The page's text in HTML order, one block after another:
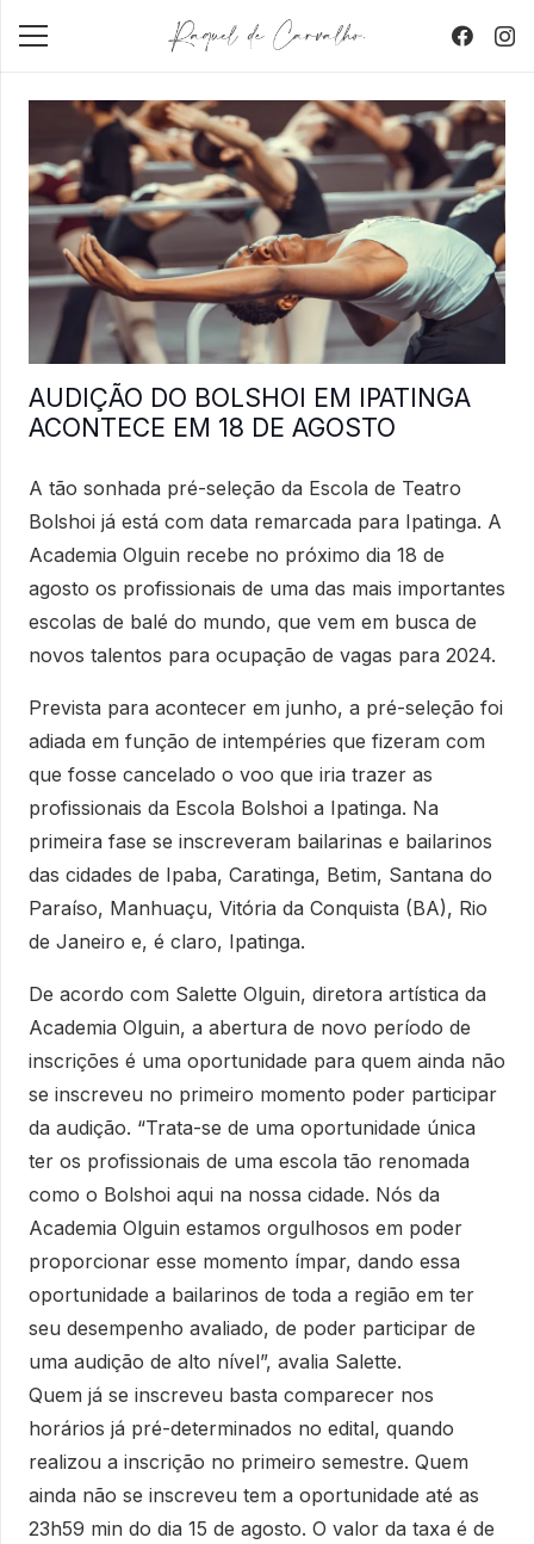
AUDIÇÃO DO BOLSHOI EM IPATINGA
ACONTECE EM 18 DE AGOSTO
A tão sonhada pré-seleção da Escola de Teatro
Bolshoi já está com data remarcada para Ipatinga. A
Academia Olguin recebe no próximo dia 18 de
agosto os profissionais de uma das mais importantes
escolas de balé do mundo, que vem em busca de
novos talentos para ocupação de vagas para 2024.
Prevista para acontecer em junho, a pré-seleção foi
adiada em função de intempéries que fizeram com
que fosse cancelado o voo que iria trazer as
profissionais da Escola Bolshoi a Ipatinga. Na
primeira fase se inscreveram bailarinas e bailarinos
das cidades de Ipaba, Caratinga, Betim, Santana do
Paraíso, Manhuaçu, Vitória da Conquista (BA), Rio
de Janeiro e, é claro, Ipatinga.
De acordo com Salette Olguin, diretora artística da
Academia Olguin, a abertura de novo período de
inscrições é uma oportunidade para quem ainda não
se inscreveu no primeiro momento poder participar
da audição. “Trata-se de uma oportunidade única
ter os profissionais de uma escola tão renomada
como o Bolshoi aqui na nossa cidade. Nós da
Academia Olguin estamos orgulhosos em poder
proporcionar esse momento ímpar, dando essa
oportunidade a bailarinos de toda a região em ter
seu desempenho avaliado, de poder participar de
uma audição de alto nível”, avalia Salette.
Quem já se inscreveu basta comparecer nos
horários já pré-determinados no edital, quando
realizou a inscrição no primeiro semestre. Quem
ainda não se inscreveu tem a oportunidade até as
23h59 min do dia 15 de agosto. O valor da taxa é de